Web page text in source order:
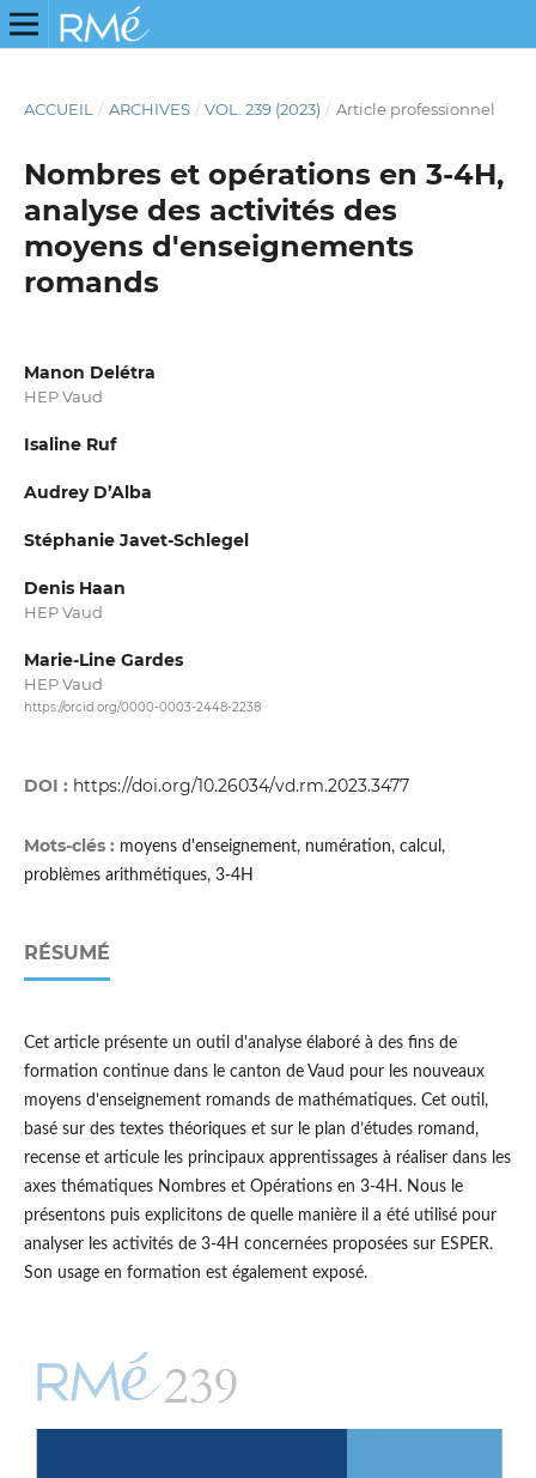
ACCUEIL / ARCHIVES / VOL. 239 (2023) / Article professionnel
Nombres et opérations en 3-4H,
analyse des activités des
moyens d'enseignements
romands
Manon Delétra
HEP Vaud
Isaline Ruf
Audrey D’Alba
Stéphanie Javet-Schlegel
Denis Haan
HEP Vaud
Marie-Line Gardes
HEP Vaud
https://orcid.org/0000-0003-2448-2238
DOI : https://doi.org/10.26034/vd.rm.2023.3477
Mots-clés : moyens d'enseignement, numération, calcul,
problèmes arithmétiques, 3-4H
RÉSUMÉ
Cet article présente un outil d'analyse élaboré à des fins de
formation continue dans le canton de Vaud pour les nouveaux
moyens d’enseignement romands de mathématiques. Cet outil,
basé sur des textes théoriques et sur le plan d’études romand,
recense et articule les principaux apprentissages à réaliser dans les
axes thématiques Nombres et Opérations en 3-4H. Nous le
présentons puis explicitons de quelle manière il a été utilisé pour
analyser les activités de 3-4H concernées proposées sur ESPER.
Son usage en formation est également exposé.